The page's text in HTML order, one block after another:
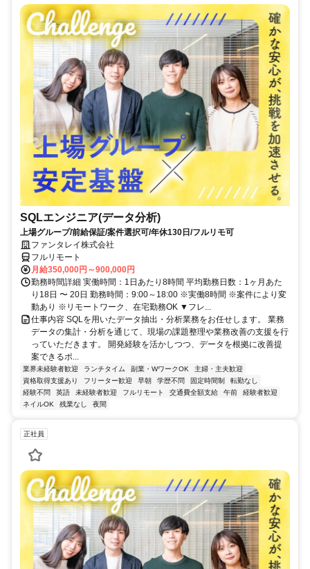
SQLエンジニア(データ分析)
上場グループ/前給保証/案件選択可/年休130日/フルリモ可
ファンタレイ株式会社
フルリモート
月給350,000円～900,000円
勤務時間詳細 実働時間：1日あたり8時間 平均勤務日数：1ヶ月あた
り18日 〜 20日 勤務時間：9:00～18:00 ※実働8時間 ※案件により変
動あり ※リモートワーク、在宅勤務OK ▼フレ...
仕事内容 SQLを用いたデータ抽出・分析業務をお任せします。 業務
データの集計・分析を通じて、現場の課題整理や業務改善の支援を行
っていただきます。 開発経験を活かしつつ、データを根拠に改善提
案できるポ...
業界未経験者歓迎 ランチタイム 副業・WワークOK
主婦・主夫歓迎
資格取得支援あり
フリーター歓迎 早朝 学歴不問 固定時間制
転勤なし
経験不問
英語 未経験者歓迎 フルリモート 交通費全額支給 午前
経験者歓迎
ネイルOK
残業なし 夜間
正社員